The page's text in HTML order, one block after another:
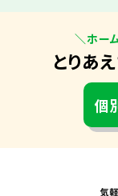
＼ホー
とりあ
個